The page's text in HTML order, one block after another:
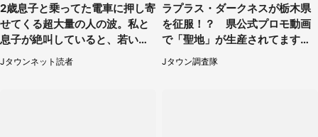
2歳息子と乗ってた電車に押し寄
せてくる超大量の人の波。私と
息子が絶叫していると、若いカ
ップルの乗客が...（東京都・60
代女性）
Jタウンネット読者
ラプラス・ダークネスが栃木県
を征服！？ 県公式プロモ動画
で「聖地」が生産されてます【7
／31～1／31】
Jタウン調査隊